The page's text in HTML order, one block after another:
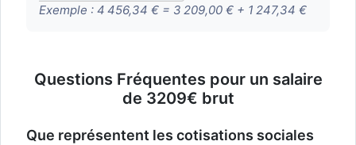
Exemple : 4 456,34 € = 3 209,00 € + 1 247,34 €
Questions Fréquentes pour un salaire
de 3209€ brut
Que représentent les cotisations sociales